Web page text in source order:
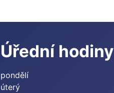
Úřední hodiny
pondělí
úterý